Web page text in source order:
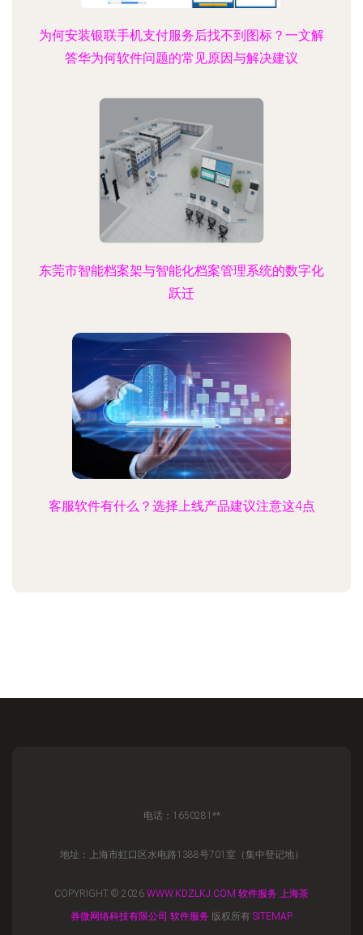
为何安装银联手机支付服务后找不到图标？一文解
答华为何软件问题的常见原因与解决建议
东莞市智能档案架与智能化档案管理系统的数字化
跃迁
客服软件有什么？选择上线产品建议注意这4点
电话：1650281**
地址：上海市虹口区水电路1388号701室（集中登记地）
COPYRIGHT © 2026 WWW.KDZLKJ.COM 软件服务 上海茶
券微网络科技有限公司 软件服务 版权所有 SITEMAP